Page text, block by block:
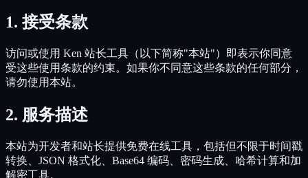
1.接受条款
访问或使用 Ken 站长工具（以下简称"本站"）即表示你同意
受这些使用条款的约束。如果你不同意这些条款的任何部分，
请勿使用本站。
2. 服务描述
本站为开发者和站长提供免费在线工具，包括但不限于时间戳
转换、JSON 格式化、Base64 编码、密码生成、哈希计算和加
解密工具。